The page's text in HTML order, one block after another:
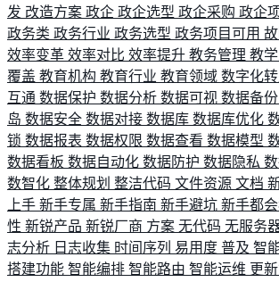
发 改造方案 政企 政企选型 政企采购 政企
政务类 政务行业 政务选型 政务项目可用
效率变革 效率对比 效率提升 教务管理 教
覆盖 教育机构 教育行业 教育领域 数字化
互通 数据保护 数据分析 数据可视 数据备份
岛 数据安全 数据对接 数据库 数据库优化
锁 数据报表 数据权限 数据查看 数据模型
数据看板 数据自动化 数据防护 数据隐私
数智化 整体规划 整洁代码 文件资源 文档
上手 新手专属 新手指南 新手避坑 新手都
性 新锐产品 新锐厂商 方案 无代码 无服务
志分析 日志收集 时间序列 易用度 普及 智
搭建功能 智能编排 智能路由 智能运维 更